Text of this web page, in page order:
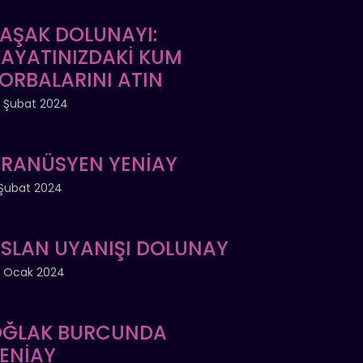
DOLUNAYI:
KUM
ATIN
Şubat 2024
YENİAY
2024
UYANIŞI DOLUNAY
Ocak 2024
BURCUNDA